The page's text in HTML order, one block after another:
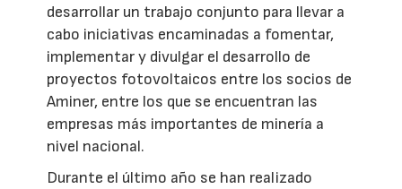
desarrollar un trabajo conjunto para llevar a
cabo iniciativas encaminadas a fomentar,
implementar y divulgar el desarrollo de
proyectos fotovoltaicos entre los socios de
Aminer, entre los que se encuentran las
empresas más importantes de minería a
nivel nacional.
Durante el último año se han realizado